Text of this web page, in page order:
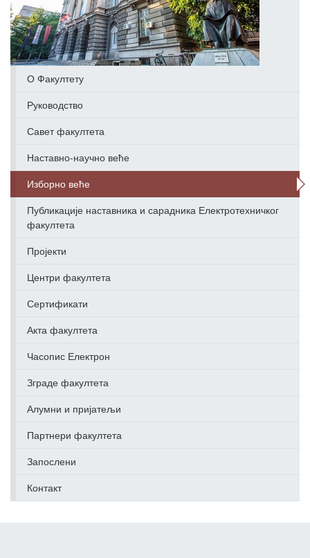
О Факултету
Руководство
Савет факултета
Наставно-научно веће
Изборно веће
Публикације наставника и сарадника Електротехничког
факултета
Пројекти
Центри факултета
Сертификати
Акта факултета
Часопис Електрон
Зграде факултета
Алумни и пријатељи
Партнери факултета
Запослени
Контакт